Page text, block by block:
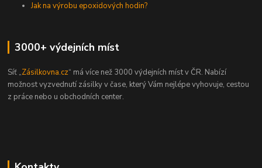
Jak na výrobu epoxidových hodin?
3000+ výdejních míst
Síť „Zásilkovna.cz“ má více než 3000 výdejních míst v ČR. Nabízí
možnost vyzvednutí zásilky v čase, který Vám nejlépe vyhovuje, cestou
z práce nebo u obchodních center.